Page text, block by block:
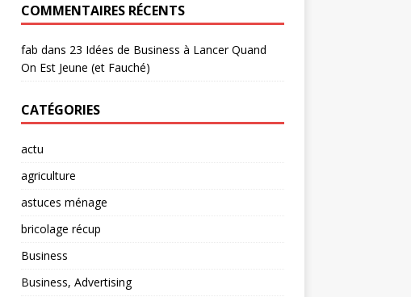
COMMENTAIRES RÉCENTS
fab dans 23 Idées de Business à Lancer Quand
On Est Jeune (et Fauché)
CATÉGORIES
actu
agriculture
astuces ménage
bricolage récup
Business
Business, Advertising